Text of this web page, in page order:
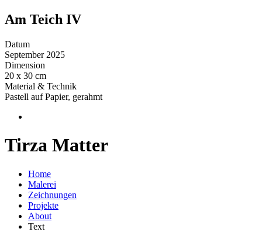
Am Teich IV
Datum
September 2025
Dimension
20 x 30 cm
Material & Technik
Pastell auf Papier, gerahmt
Tirza Matter
Home
Malerei
Zeichnungen
Projekte
About
Text